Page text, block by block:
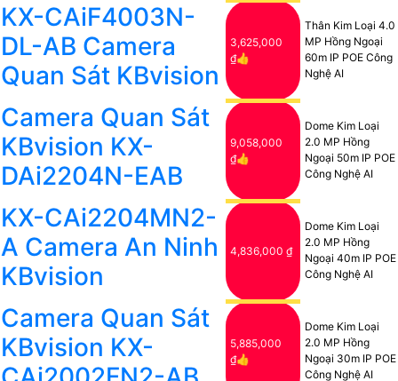
KX-CAiF4003N-
DL-AB Camera
Quan Sát KBvision
3,625,000
₫👍
Thân Kim Loại 4.0
MP Hồng Ngoại
60m IP POE Công
Nghệ AI
Camera Quan Sát
KBvision KX-
DAi2204N-EAB
9,058,000
₫👍
Dome Kim Loại
2.0 MP Hồng
Ngoại 50m IP POE
Công Nghệ AI
KX-CAi2204MN2-
A Camera An Ninh
KBvision
4,836,000 ₫
Dome Kim Loại
2.0 MP Hồng
Ngoại 40m IP POE
Công Nghệ AI
Camera Quan Sát
KBvision KX-
5,885,000
₫👍
Dome Kim Loại
2.0 MP Hồng
Ngoại 30m IP POE
Công Nghệ AI